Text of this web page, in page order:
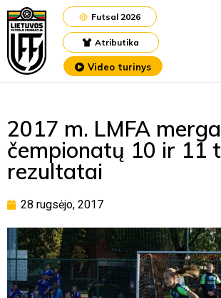
Atributika
Futsal 2026
Video turinys
2017 m. LMFA
čempionatų 10 ir 11
rezultatai
28 rugsėjo, 2017